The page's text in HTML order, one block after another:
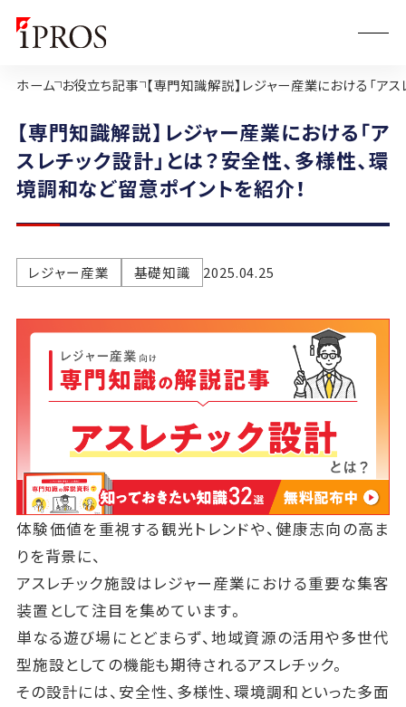
ホーム お役立ち記事 【専門知識解説】レジャー産業における「ア
【専門知識解説】レジャー産業における「ア
スレチック設計」とは？安全性、多様性、環
境調和など留意ポイントを紹介！
レジャー産業 基礎知識 2025.04.25
体験価値を重視する観光トレンドや、健康志向の高ま
りを背景に、
アスレチック施設はレジャー産業における重要な集客
装置として注目を集めています。
単なる遊び場にとどまらず、地域資源の活用や多世代
型施設としての機能も期待されるアスレチック。
その設計には、安全性、多様性、環境調和といった多面